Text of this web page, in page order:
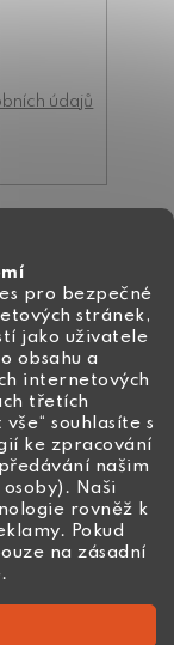
pro bezpečné
stránek,
jako uživatele
obsahu a
internetových
třetích
souhlasíte s
ke zpracování
našim
Naši
rovněž k
Pokud
na zásadní
údajů